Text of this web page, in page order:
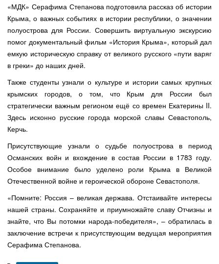
«МДК» Серафима Степанова подготовила рассказ об истории
Крыма, о важных событиях в истории республики, о значении
полуострова для России. Совершить виртуальную экскурсию
помог документальный фильм «История Крыма», который дал
емкую историческую справку от великого русского «пути варяг
в греки» до наших дней.
Также студенты узнали о культуре и истории самых крупных
крымских городов, о том, что Крым для России был
стратегически важным регионом ещё со времен Екатерины II.
Здесь исконно русские города морской славы Севастополь,
Керчь.
Присутствующие узнали о судьбе полуострова в период
Османских войн и вхождение в состав России в 1783 году.
Особое внимание было уделено роли Крыма в Великой
Отечественной войне и героической обороне Севастополя.
«Помните: Россия – великая держава. Отстаивайте интересы
нашей страны. Сохраняйте и приумножайте славу Отчизны и
знайте, что Вы потомки народа-победителя», – обратилась в
заключение встречи к присутствующим ведущая мероприятия
Серафима Степанова.